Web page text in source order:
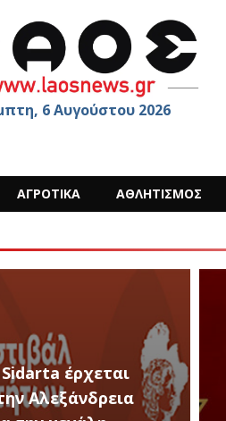
6 Αυγούστου 2026
ΑΓΡΟΤΙΚΑ ΑΘΛΗΤΙΣΜΟΣ